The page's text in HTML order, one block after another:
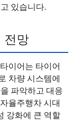
있습니다.
전망
이어는 타이어
차량 시스템에
파악하고 대응
율주행차 시대
강화에 큰 역할